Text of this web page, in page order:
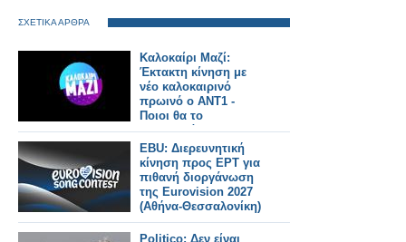
ΣΧΕΤΙΚΑ ΑΡΘΡΑ
Καλοκαίρι Μαζί:
Έκτακτη κίνηση με
νέο καλοκαιρινό
πρωινό ο ΑΝΤ1 -
Ποιοι θα το
παρουσιάζουν και τι
ώρα θα παίζει;
EBU: Διερευνητική
κίνηση προς ΕΡΤ για
πιθανή διοργάνωση
της Eurovision 2027
(Αθήνα-Θεσσαλονίκη)
Politico: Δεν είναι